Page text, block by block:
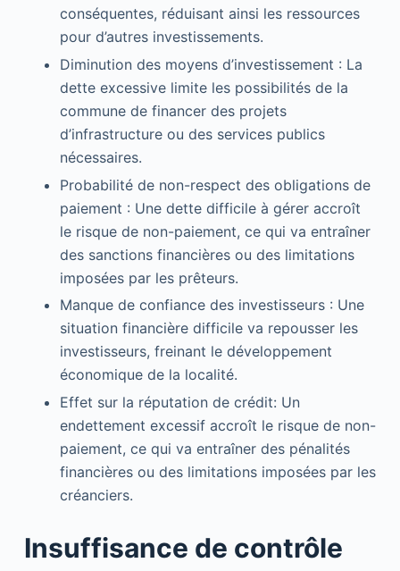
conséquentes, réduisant ainsi les ressources
pour d’autres investissements.
Diminution des moyens d’investissement : La
dette excessive limite les possibilités de la
commune de financer des projets
d’infrastructure ou des services publics
nécessaires.
Probabilité de non-respect des obligations de
paiement : Une dette difficile à gérer accroît
le risque de non-paiement, ce qui va entraîner
des sanctions financières ou des limitations
imposées par les prêteurs.
Manque de confiance des investisseurs : Une
situation financière difficile va repousser les
investisseurs, freinant le développement
économique de la localité.
Effet sur la réputation de crédit: Un
endettement excessif accroît le risque de non-
paiement, ce qui va entraîner des pénalités
financières ou des limitations imposées par les
créanciers.
Insuffisance de contrôle